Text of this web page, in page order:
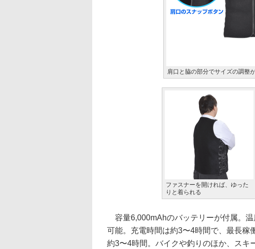
肩口と脇の部分でサイズの調整
ファスナーを開ければ、ゆった
りと着られる
容量6,000mAhのバッテリーが付属。
可能。充電時間は約3〜4時間で、最長稼
約3〜4時間。バイクや釣りのほか、スキ